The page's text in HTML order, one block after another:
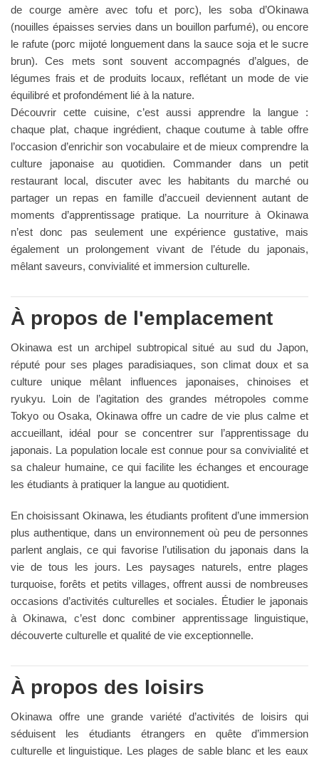
de courge amère avec tofu et porc), les soba d’Okinawa
(nouilles épaisses servies dans un bouillon parfumé), ou encore
le rafute (porc mijoté longuement dans la sauce soja et le sucre
brun). Ces mets sont souvent accompagnés d’algues, de
légumes frais et de produits locaux, reflétant un mode de vie
équilibré et profondément lié à la nature.
Découvrir cette cuisine, c’est aussi apprendre la langue :
chaque plat, chaque ingrédient, chaque coutume à table offre
l’occasion d’enrichir son vocabulaire et de mieux comprendre la
culture japonaise au quotidien. Commander dans un petit
restaurant local, discuter avec les habitants du marché ou
partager un repas en famille d’accueil deviennent autant de
moments d’apprentissage pratique. La nourriture à Okinawa
n’est donc pas seulement une expérience gustative, mais
également un prolongement vivant de l’étude du japonais,
mêlant saveurs, convivialité et immersion culturelle.
À propos de l'emplacement
Okinawa est un archipel subtropical situé au sud du Japon,
réputé pour ses plages paradisiaques, son climat doux et sa
culture unique mêlant influences japonaises, chinoises et
ryukyu. Loin de l’agitation des grandes métropoles comme
Tokyo ou Osaka, Okinawa offre un cadre de vie plus calme et
accueillant, idéal pour se concentrer sur l’apprentissage du
japonais. La population locale est connue pour sa convivialité et
sa chaleur humaine, ce qui facilite les échanges et encourage
les étudiants à pratiquer la langue au quotidient.
En choisissant Okinawa, les étudiants profitent d’une immersion
plus authentique, dans un environnement où peu de personnes
parlent anglais, ce qui favorise l’utilisation du japonais dans la
vie de tous les jours. Les paysages naturels, entre plages
turquoise, forêts et petits villages, offrent aussi de nombreuses
occasions d’activités culturelles et sociales. Étudier le japonais
à Okinawa, c’est donc combiner apprentissage linguistique,
découverte culturelle et qualité de vie exceptionnelle.
À propos des loisirs
Okinawa offre une grande variété d’activités de loisirs qui
séduisent les étudiants étrangers en quête d’immersion
culturelle et linguistique. Les plages de sable blanc et les eaux